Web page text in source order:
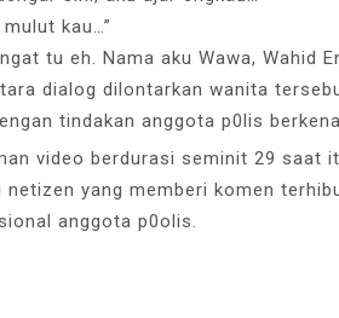
mulut kau…”
tu eh. Nama aku Wawa, Wahid
dialog dilontarkan wanita
tindakan anggota p0lis
video berdurasi seminit 29 saat
netizen yang memberi komen
anggota p0olis.